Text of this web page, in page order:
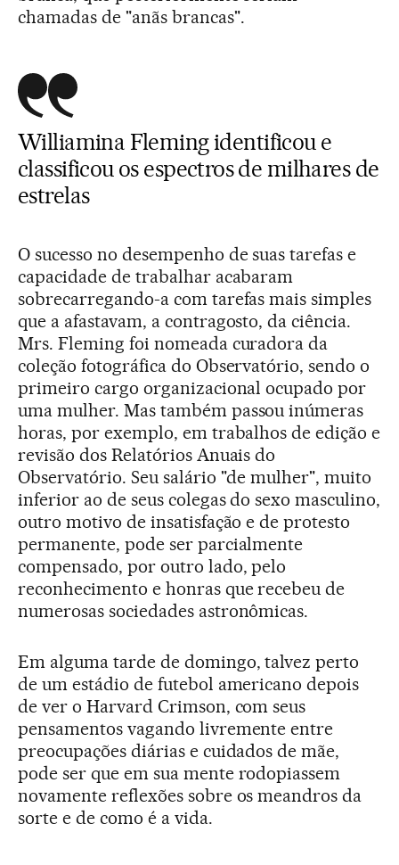
chamadas de "anãs brancas".
Williamina Fleming identificou e
classificou os espectros de milhares de
estrelas
O sucesso no desempenho de suas tarefas e
capacidade de trabalhar acabaram
sobrecarregando-a com tarefas mais simples
que a afastavam, a contragosto, da ciência.
Mrs. Fleming foi nomeada curadora da
coleção fotográfica do Observatório, sendo o
primeiro cargo organizacional ocupado por
uma mulher. Mas também passou inúmeras
horas, por exemplo, em trabalhos de edição e
revisão dos Relatórios Anuais do
Observatório. Seu salário "de mulher", muito
inferior ao de seus colegas do sexo masculino,
outro motivo de insatisfação e de protesto
permanente, pode ser parcialmente
compensado, por outro lado, pelo
reconhecimento e honras que recebeu de
numerosas sociedades astronômicas.
Em alguma tarde de domingo, talvez perto
de um estádio de futebol americano depois
de ver o Harvard Crimson, com seus
pensamentos vagando livremente entre
preocupações diárias e cuidados de mãe,
pode ser que em sua mente rodopiassem
novamente reflexões sobre os meandros da
sorte e de como é a vida.